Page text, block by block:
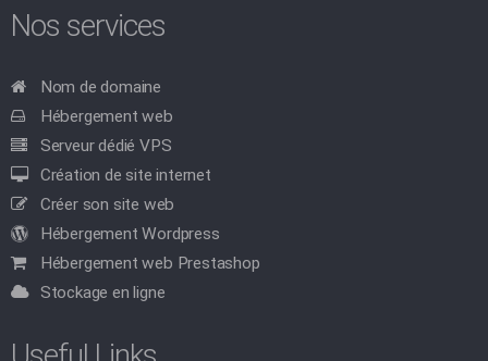
Nos services
Nom de domaine
Hébergement web
Serveur dédié VPS
Création de site internet
Créer son site web
Hébergement Wordpress
Hébergement web Prestashop
Stockage en ligne